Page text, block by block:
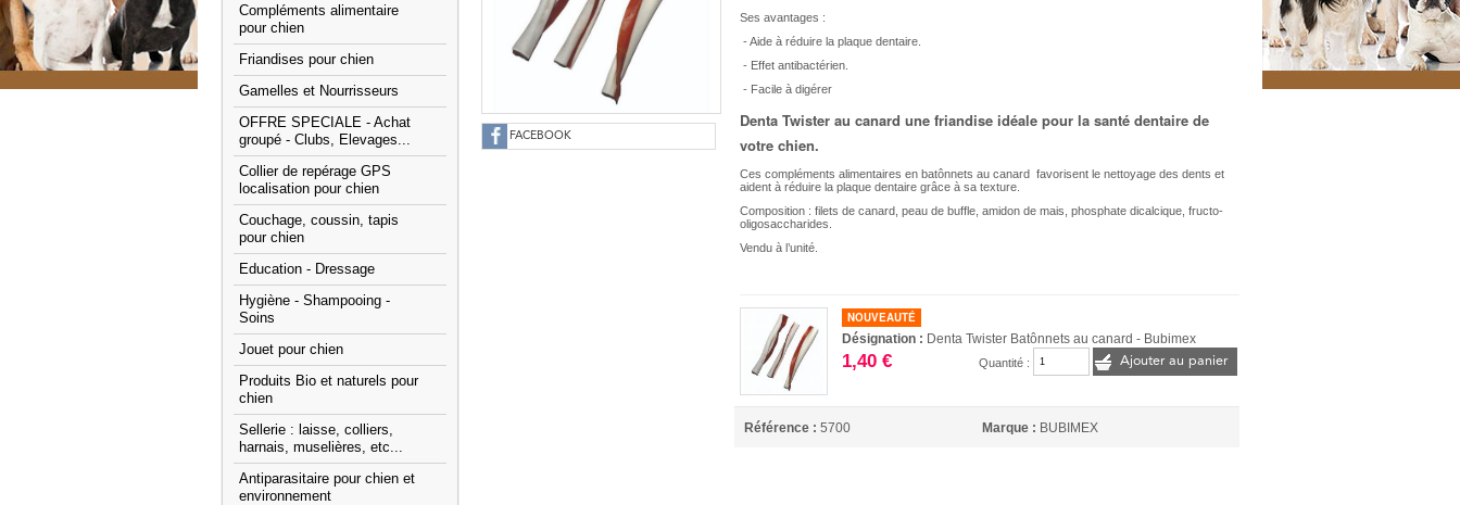
Compléments alimentaire
pour chien
Friandises pour chien
Gamelles et Nourrisseurs
OFFRE SPECIALE - Achat
groupé - Clubs, Elevages...
Collier de repérage GPS
localisation pour chien
Couchage, coussin, tapis
pour chien
Education - Dressage
Hygiène - Shampooing -
Soins
Jouet pour chien
Produits Bio et naturels pour
chien
Sellerie : laisse, colliers,
harnais, muselières, etc...
Antiparasitaire pour chien et
environnement
FACEBOOK
Ses avantages :
- Aide à réduire la plaque dentaire.
- Effet antibactérien.
- Facile à digérer
Denta Twister au canard une friandise idéale pour la santé dentaire de
votre chien.
Ces compléments alimentaires en batônnets au canard favorisent le nettoyage des dents et
aident à réduire la plaque dentaire grâce à sa texture.
Composition : filets de canard, peau de buffle, amidon de mais, phosphate dicalcique, fructo-
oligosaccharides.
Vendu à l’unité.
NOUVEAUTÉ
Désignation : Denta Twister Batônnets au canard - Bubimex
1,40 € Quantité : Ajouter au panier
Référence : 5700 Marque : BUBIMEX